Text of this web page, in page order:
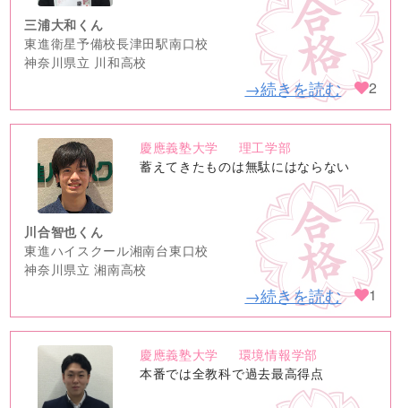
三浦大和くん
東進衛星予備校長津田駅南口校
神奈川県立 川和高校
→続きを読む 2
no
image
慶應義塾大学
理工学部
蓄えてきたものは無駄にはならない
川合智也くん
東進ハイスクール湘南台東口校
神奈川県立 湘南高校
→続きを読む 1
no
image
慶應義塾大学
環境情報学部
本番では全教科で過去最高得点